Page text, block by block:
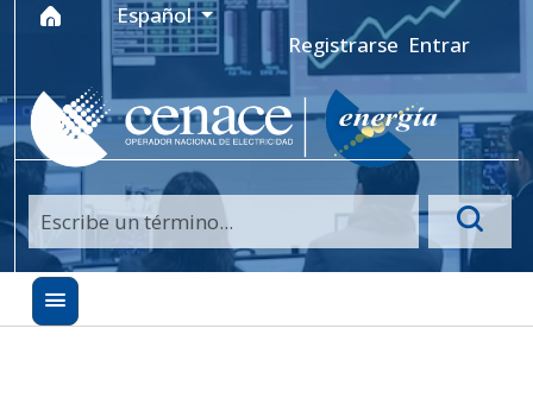
Ir al menú de navegación principal
Ir al contenido principal
Ir al pie de página del sitio
Idioma
Español
Registrarse Entrar